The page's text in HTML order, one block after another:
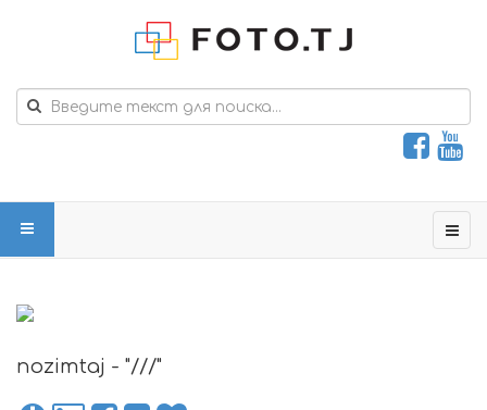
nozimtaj - "///"